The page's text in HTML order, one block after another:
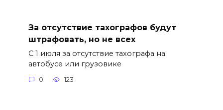
За отсутствие тахографов будут
штрафовать, но не всех
С 1 июля за отсутствие тахографа на
автобусе или грузовике
0 123